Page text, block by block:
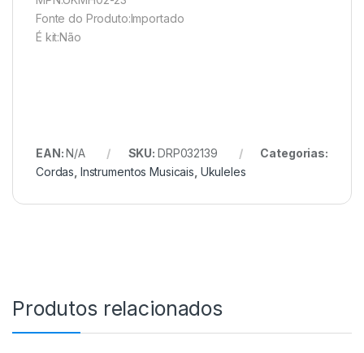
Fonte do Produto:Importado
É kit:Não
EAN:N/A SKU: DRP032139
Categorias:
Cordas Instrumentos Musicais Ukuleles
Produtos relacionados